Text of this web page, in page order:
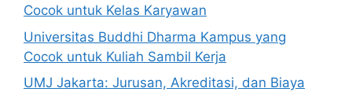
Cocok untuk Kelas Karyawan
Universitas Buddhi Dharma Kampus yang
Cocok untuk Kuliah Sambil Kerja
UMJ Jakarta: Jurusan, Akreditasi, dan Biaya